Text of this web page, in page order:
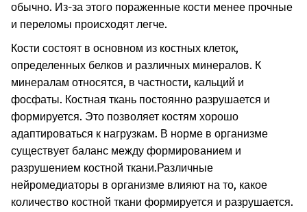
обычно. Из-за этого пораженные кости менее прочные
и переломы происходят легче.
Кости состоят в основном из костных клеток,
определенных белков и различных минералов. К
минералам относятся, в частности, кальций и
фосфаты. Костная ткань постоянно разрушается и
формируется. Это позволяет костям хорошо
адаптироваться к нагрузкам. В норме в организме
существует баланс между формированием и
разрушением костной ткани.Различные
нейромедиаторы в организме влияют на то, какое
количество костной ткани формируется и разрушается.